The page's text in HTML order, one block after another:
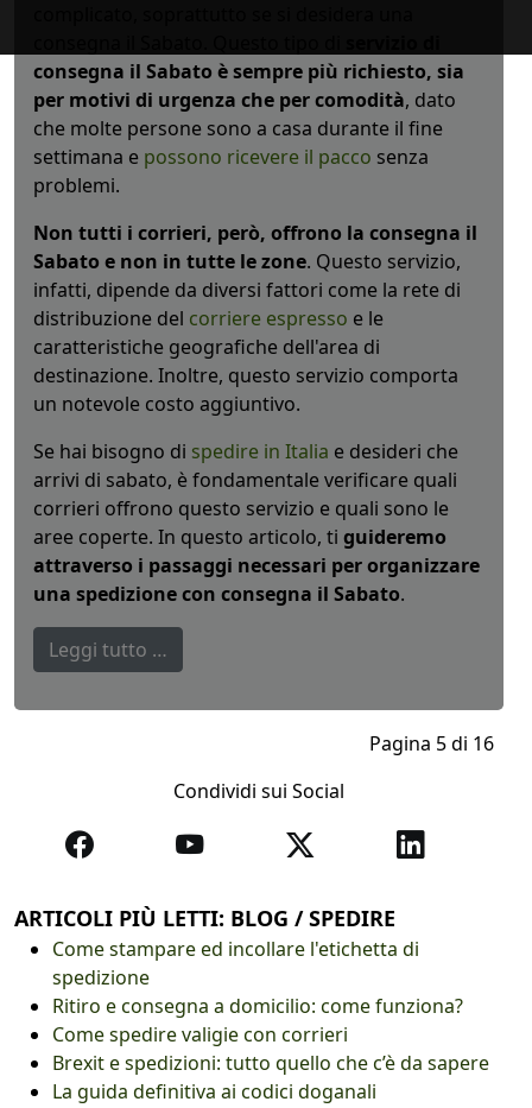
consegna il Sabato è sempre più richiesto, sia
per motivi di urgenza che per comodità, dato
che molte persone sono a casa durante il fine
settimana e possono ricevere il pacco senza
problemi.
Non tutti i corrieri, però, offrono la consegna il
Sabato e non in tutte le zone. Questo servizio,
infatti, dipende da diversi fattori come la rete di
distribuzione del corriere espresso e le
caratteristiche geografiche dell'area di
destinazione. Inoltre, questo servizio comporta
un notevole costo aggiuntivo.
Se hai bisogno di spedire in Italia e desideri che
arrivi di sabato, è fondamentale verificare quali
corrieri offrono questo servizio e quali sono le
aree coperte. In questo articolo, ti guideremo
attraverso i passaggi necessari per organizzare
una spedizione con consegna il Sabato.
Leggi tutto …
Pagina 5 di 16
Condividi sui Social
ARTICOLI PIÙ LETTI: BLOG / SPEDIRE
Come stampare ed incollare l'etichetta di
spedizione
Ritiro e consegna a domicilio: come funziona?
Come spedire valigie con corrieri
Brexit e spedizioni: tutto quello che c’è da sapere
La guida definitiva ai codici doganali